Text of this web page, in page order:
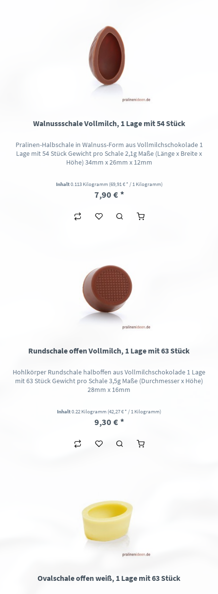
Walnussschale Vollmilch, 1 Lage mit 54 Stück
Pralinen-Halbschale in Walnuss-Form aus Vollmilchschokolade 1
Lage mit 54 Stück Gewicht pro Schale 2,1g Maße (Länge x Breite x
Höhe) 34mm x 26mm x 12mm
Inhalt0.113 Kilogramm (69,91 € * / 1 Kilogramm)
7,90 € *
Rundschale offen Vollmilch, 1 Lage mit 63 Stück
Hohlkörper Rundschale halboffen aus Vollmilchschokolade 1 Lage
mit 63 Stück Gewicht pro Schale 3,5g Maße (Durchmesser x Höhe)
28mm x 16mm
Inhalt0.22 Kilogramm (42,27 € * / 1 Kilogramm)
9,30 € *
Ovalschale offen weiß, 1 Lage mit 63 Stück